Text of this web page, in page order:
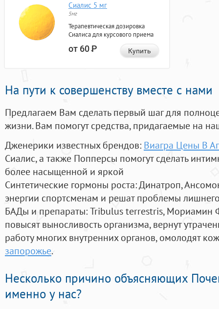
Сиалис 5 мг
5мг
Терапевтическая дозировка
Сиалиса для курсового приема
от 60Р Купить
На пути к совершенству вместе с нами
Предлагаем Вам сделать первый шаг для
жизни. Вам помогут средства, придагаемые на
Дженерики известных брендов: Виагра Цены В
Сиалис, а также Попперсы помогут сделать
более насыщенной и яркой
Синтетические гормоны роста: Динатроп,
энергии спортсменам и решат проблемы
БАДы и препараты:Tribulus terrestris, Мориамин
повысят выносливость организма, вернут
работу многих внутренних органов, омолодят
запорожье.
Несколько причино объясняющих
именно у нас?